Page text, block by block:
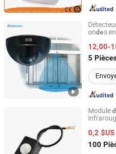
ondes
12,00-
5
TIANJIN G-TEK SENSOR
Tianjin, China
Module
0,2 $US
100
NINGBO FBELE ELECTRONICS
Zhejiang, China